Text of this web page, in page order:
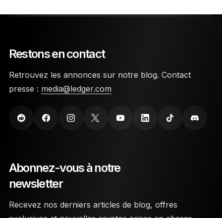
Restons en contact
Retrouvez les annonces sur notre blog. Contact
presse : media@ledger.com
Abonnez-vous à notre
newsletter
Recevez nos derniers articles de blog, offres